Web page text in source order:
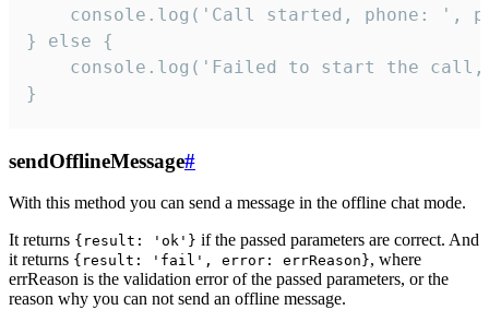
console.log('Call started, phone: ',
} else {
console.log('Failed to start the
}
sendOfflineMessage#
With this method you can send a message in the offline chat mode.
It returns {result: 'ok'} if the passed parameters are correct. And
it returns {result: 'fail', error: errReason}, where
errReason is the validation error of the passed parameters, or the
reason why you can not send an offline message.